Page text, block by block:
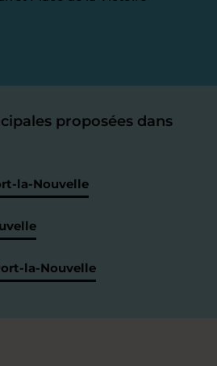
proposées dans
la-Nouvelle
la-Nouvelle